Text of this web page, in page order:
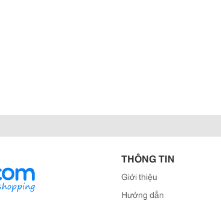
THÔNG TIN
Giới thiệu
Hướng dẫn